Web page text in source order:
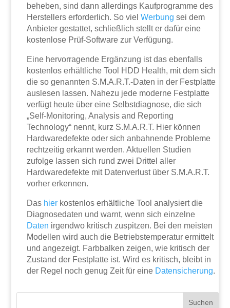
beheben, sind dann allerdings Kaufprogramme des
Herstellers erforderlich. So vielWerbung sei dem
Anbieter gestattet, schließlich stellt er dafür eine
kostenlose Prüf-Software zur Verfügung.
Eine hervorragende Ergänzung ist das ebenfalls
kostenlos erhältliche Tool HDD Health, mit dem sich
die so genannten S.M.A.R.T.-Daten in der Festplatte
auslesen lassen. Nahezu jede moderne Festplatte
verfügt heute über eine Selbstdiagnose, die sich
„Self-Monitoring, Analysis and Reporting
Technology“ nennt, kurz S.M.A.R.T. Hier können
Hardwaredefekte oder sich anbahnende Probleme
rechtzeitig erkannt werden. Aktuellen Studien
zufolge lassen sich rund zwei Drittel aller
Hardwaredefekte mit Datenverlust über S.M.A.R.T.
vorher erkennen.
Das hier kostenlos erhältliche Tool analysiert die
Diagnosedaten und warnt, wenn sich einzelne
Daten irgendwo kritisch zuspitzen. Bei den meisten
Modellen wird auch die Betriebstemperatur ermittelt
und angezeigt. Farbbalken zeigen, wie kritisch der
Zustand der Festplatte ist. Wird es kritisch, bleibt in
der Regel noch genug Zeit für eine Datensicherung.